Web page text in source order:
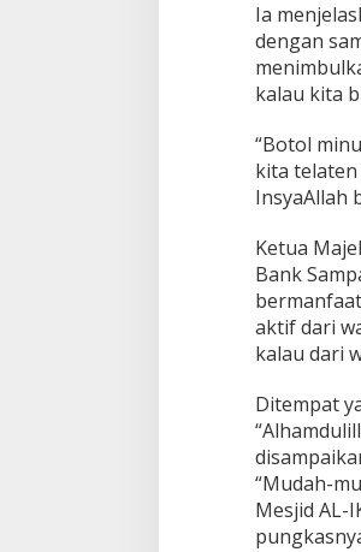
Ia
dengan
kalau kita
“Botol
kita telaten
InsyaAllah
Ketua
Bank
aktif dari
kalau dari
Ditempat
“Mudah-
Mesjid AL-